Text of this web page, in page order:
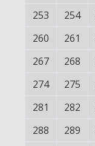
253
254
260
261
267
268
274
275
281
282
288
289